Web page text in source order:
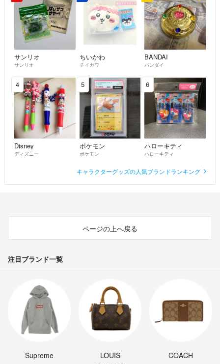
サンリオ
サンリオ
ちいかわ
チイカワ
BANDAI
バンダイ
4
Disney
ディズニー
5
ポケモン
ポケモン
6
ハローキティ
ハローキティ
キャラクターグッズの人気ブランドランキング
ページの上へ戻る
注目ブランド一覧
Supreme
LOUIS
COACH